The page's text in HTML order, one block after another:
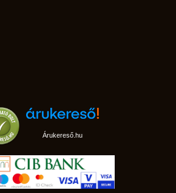
Árukereső.hu